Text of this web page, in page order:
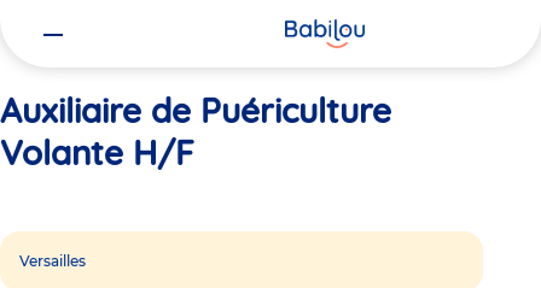
Auxiliaire de Puériculture
Volante H/F
Versailles